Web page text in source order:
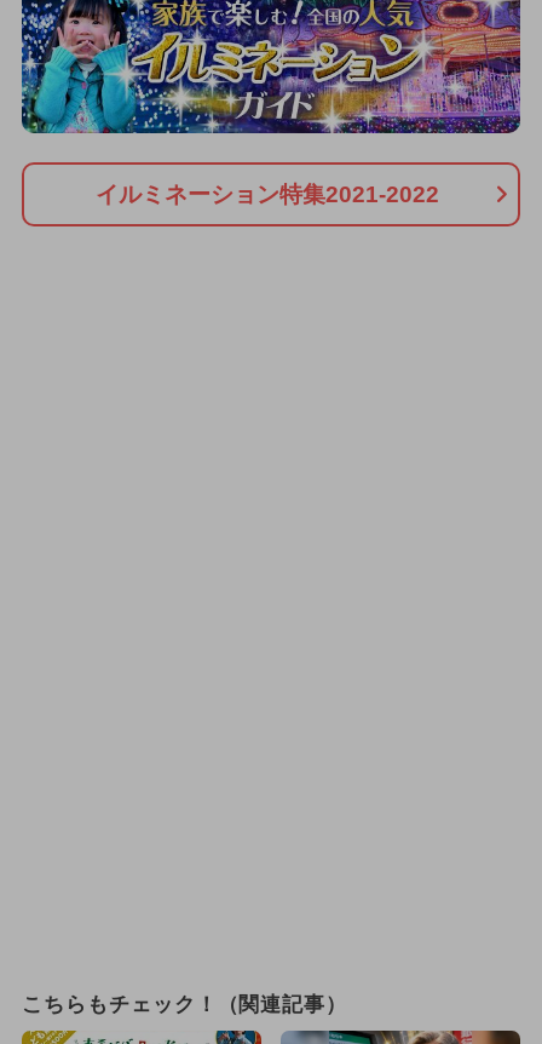
イルミネーション特集2021-2022
こちらもチェック！（関連記事）